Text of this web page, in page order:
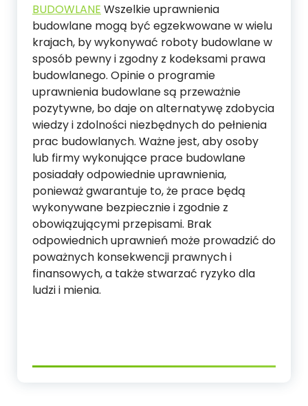
BUDOWLANE Wszelkie uprawnienia
budowlane mogą być egzekwowane w wielu
krajach, by wykonywać roboty budowlane w
sposób pewny i zgodny z kodeksami prawa
budowlanego. Opinie o programie
uprawnienia budowlane są przeważnie
pozytywne, bo daje on alternatywę zdobycia
wiedzy i zdolności niezbędnych do pełnienia
prac budowlanych. Ważne jest, aby osoby
lub firmy wykonujące prace budowlane
posiadały odpowiednie uprawnienia,
ponieważ gwarantuje to, że prace będą
wykonywane bezpiecznie i zgodnie z
obowiązującymi przepisami. Brak
odpowiednich uprawnień może prowadzić do
poważnych konsekwencji prawnych i
finansowych, a także stwarzać ryzyko dla
ludzi i mienia.